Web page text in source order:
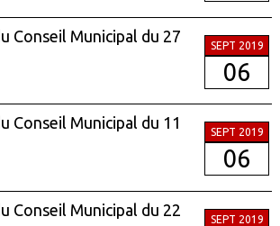
Conseil Municipal du 27
SEPT 2019
06
Conseil Municipal du 11
SEPT 2019
06
Conseil Municipal du 22
SEPT 2019